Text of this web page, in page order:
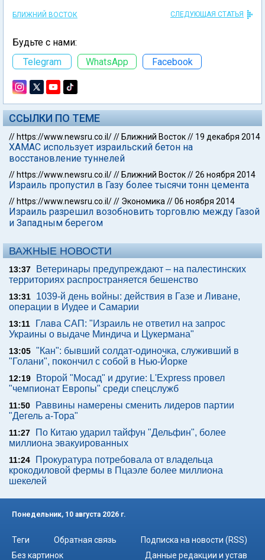
БЛИЖНИЙ ВОСТОК СЛЕДУЮЩАЯ СТАТЬЯ
Будьте с нами:
Telegram
WhatsApp Facebook
ССЫЛКИ ПО ТЕМЕ
// https://www.newsru.co.il/// Ближний Восток// 19 декабря 2014
ХАМАС использует израильский бетон на
восстановление туннелей
// https://www.newsru.co.il/// Ближний Восток//26 ноября 2014
Израиль пропустил в Газу более тысячи тонн цемента
// https://www.newsru.co.il/// Экономика //06 ноября 2014
Израиль разрешил возобновить торговлю между Газой
и Западным берегом
ВАЖНЫЕ НОВОСТИ
13:37
Ветеринары предупреждают – на палестинских
территориях распространяется бешенство
13:31
1039-й день войны: действия в Газе и Ливане,
операции в Иудее и Самарии
13:11
Глава САП: "Израиль не ответил на запрос
Украины о выдаче Миндича и Цукермана"
13:05 "Кан": бывший солдат-одиночка, служивший в
"Голани", покончил с собой в Нью-Йорке
12:19
Второй "Мосад" и другие: L'Express провел
"чемпионат Европы" среди спецслужб
11:50
Раввины намерены сменить лидеров партии
"Дегель а-Тора"
11:27
По Китаю ударил тайфун "Дельфин", более
миллиона эвакуированных
11:24
Прокуратура потребовала от владельца
крокодиловой фермы в Пцаэле более миллиона
шекелей
Понедельник, 10 августа 2026 г.
Теги Обратная связь
Подписка на новости (RSS)
Без картинок
Данные редакции и устав